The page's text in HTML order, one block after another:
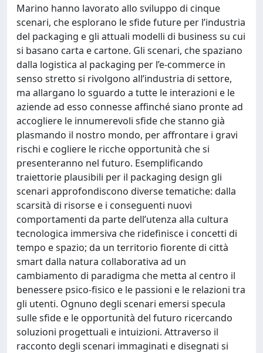
Marino hanno lavorato allo sviluppo di cinque
scenari, che esplorano le sfide future per l’industria
del packaging e gli attuali modelli di business su cui
si basano carta e cartone. Gli scenari, che spaziano
dalla logistica al packaging per l’e-commerce in
senso stretto si rivolgono all’industria di settore,
ma allargano lo sguardo a tutte le interazioni e le
aziende ad esso connesse affinché siano pronte ad
accogliere le innumerevoli sfide che stanno già
plasmando il nostro mondo, per affrontare i gravi
rischi e cogliere le ricche opportunità che si
presenteranno nel futuro. Esemplificando
traiettorie plausibili per il packaging design gli
scenari approfondiscono diverse tematiche: dalla
scarsità di risorse e i conseguenti nuovi
comportamenti da parte dell’utenza alla cultura
tecnologica immersiva che ridefinisce i concetti di
tempo e spazio; da un territorio fiorente di città
smart dalla natura collaborativa ad un
cambiamento di paradigma che metta al centro il
benessere psico-fisico e le passioni e le relazioni tra
gli utenti. Ognuno degli scenari emersi specula
sulle sfide e le opportunità del futuro ricercando
soluzioni progettuali e intuizioni. Attraverso il
racconto degli scenari immaginati e disegnati si